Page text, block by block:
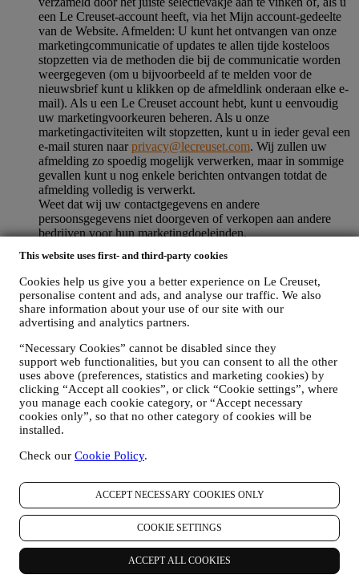
This website uses first- and third-party cookies
Cookies help us give you a better experience on Le Creuset,
personalise content and ads, and analyse our traffic. We also
share information about your use of our site with our
advertising and analytics partners.
“Necessary Cookies” cannot be disabled since they
support web functionalities, but you can consent to all the other
uses above (preferences, statistics and marketing cookies) by
clicking “Accept all cookies”, or click “Cookie settings”, where
you manage each cookie category, or “Accept necessary
cookies only”, so that no other category of cookies will be
installed.
Check our Cookie Policy.
ACCEPT NECESSARY COOKIES ONLY
COOKIE SETTINGS
ACCEPT ALL COOKIES
een Le Creuset-account heeft, via het Mijn account-gedeelte
van de Website. Afmelden: U kunt het ontvangen van onze
marketingcommunicatie of updates te allen tijde kosteloos
stopzetten via de methoden die bij de communicatie worden
weergegeven (om u bijvoorbeeld af te melden voor de
nieuwsbrief kunt u klikken op de afmeldlink onderaan elke e-
mail). Als u een Le Creuset account hebt, kunt u eenvoudig
uw marketingvoorkeuren beheren. Als u onze
marketingactiviteiten wilt stopzetten, kunt u in ieder geval een
e-mail sturen naarprivacy@lecreuset.com. Wij zullen uw
afmelding zo spoedig mogelijk verwerken, maar in sommige
gevallen kunt u nog enkele berichten ontvangen totdat de
afmelding volledig is verwerkt.
Weet dat wij uw contactgegevens en andere
persoonsgegevens niet doorgeven of verkopen aan andere
bedrijven voor hun marketingdoeleinden.
TE PASSEN EN DE KLANTERVARING TE
VERBETEREN
Wij willen uw gegevens gebruiken om onze diensten en
aanbiedingen af te stemmen op uw behoeften en voorkeuren
om u een gepersonaliseerde Le Creuset-klantervaring te
analyseren, bijvoorbeeld met betrekking tot de meest bekeken
producten, uw interactie met ons op sociale media, welke
pagina's van onze Website u bezoekt, welke inhoud van onze
aanbiedingen u leest. Wij doen dit voornamelijk door en ook
in combinatie met uw gegevens en voorkeuren die worden
verzameld zodra u zich inschrijft voor onze gepersonaliseerde
marketingcommunicatie. Wij zullen deze informatie gebruiken
om onze advertenties op andere sites te beheren, toegang te
verlenen tot specifieke inhoud, de inhoud of de aanbiedingen
hebt gegeven om u aan te melden voor onze
marketingcommunicatie, om u relevante
communicatie/berichten te sturen waarvan wij denken dat u
gebruik van cookies is afhankelijk van uw toestemming. Als u
niet wilt dat deze informatie wordt gebruikt om u op uw